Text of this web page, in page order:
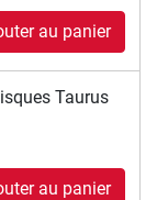
au panier
Taurus
au panier